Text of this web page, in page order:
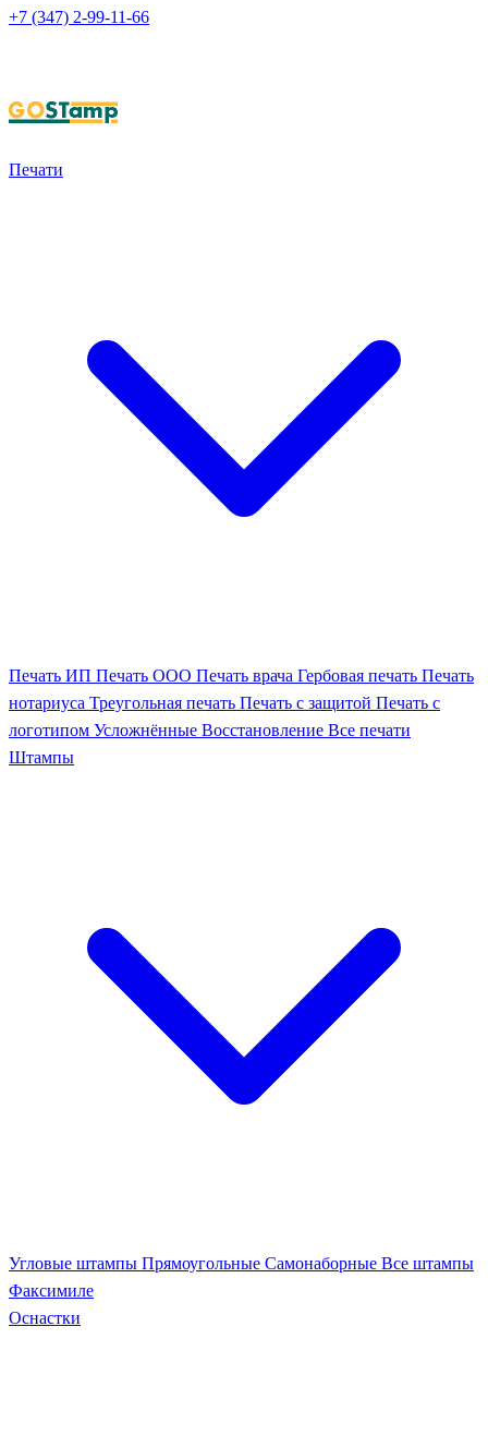
+7 (347) 2-99-11-66
Печати
Печать ИП Печать ООО Печать врача Гербовая печать Печать
нотариуса Треугольная печать Печать с защитой Печать с
логотипом Усложнённые Восстановление Все печати
Штампы
Угловые штампы Прямоугольные Самонаборные Все штампы
Факсимиле
Оснастки